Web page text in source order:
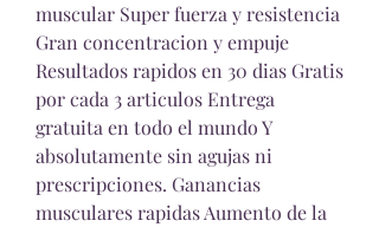
muscular Super fuerza y resistencia
Gran concentracion y empuje
Resultados rapidos en 30 dias Gratis
por cada 3 articulos Entrega
gratuita en todo el mundo Y
absolutamente sin agujas ni
prescripciones. Ganancias
musculares rapidas Aumento de la